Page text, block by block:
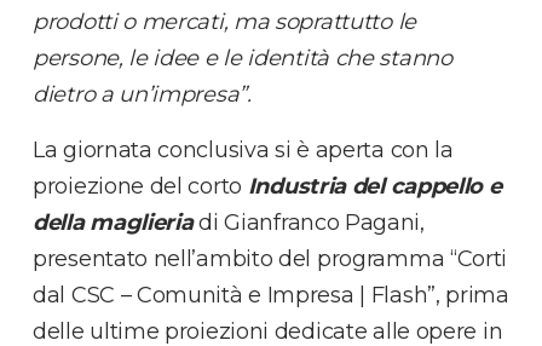
prodotti o mercati, ma soprattutto le
persone, le idee e le identità che stanno
dietro a un’impresa”.
La giornata conclusiva si è aperta con la
proiezione del corto Industria del cappello e
della maglieriadi Gianfranco Pagani,
presentato nell’ambito del programma “Corti
dal CSC – Comunità e Impresa | Flash”, prima
delle ultime proiezioni dedicate alle opere in